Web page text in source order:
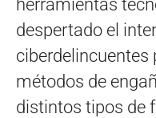
herramientas
despertado el
ciberdelincuentes
métodos de
distintos tipos de